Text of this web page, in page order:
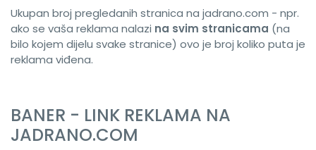
Ukupan broj pregledanih stranica na jadrano.com - npr.
ako se vaša reklama nalazi na svim stranicama (na
bilo kojem dijelu svake stranice) ovo je broj koliko puta je
reklama viđena.
BANER - LINK REKLAMA NA
JADRANO.COM